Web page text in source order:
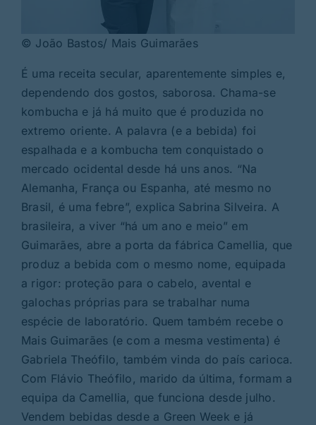
© João Bastos/ Mais Guimarães
É uma receita secular, aparentemente simples e,
dependendo dos gostos, saborosa. Chama-se
kombucha e já há muito que é produzida no
extremo oriente. A palavra (e a bebida) foi
espalhada e a kombucha tem conquistado o
mercado ocidental desde há uns anos. “Na
Alemanha, França ou Espanha, até mesmo no
Brasil, é uma febre”, explica Sabrina Silveira. A
brasileira, a viver “há um ano e meio” em
Guimarães, abre a porta da fábrica Camellia, que
produz a bebida com o mesmo nome, equipada
a rigor: proteção para o cabelo, avental e
galochas próprias para se trabalhar numa
espécie de laboratório. Quem também recebe o
Mais Guimarães (e com a mesma vestimenta) é
Gabriela Theófilo, também vinda do país carioca.
Com Flávio Theófilo, marido da última, formam a
equipa da Camellia, que funciona desde julho.
Vendem bebidas desde a Green Week e já